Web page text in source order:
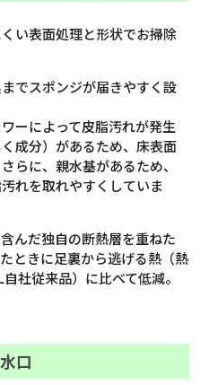
い表面処理と形状でお掃除
でスポンジが届きやすく設
ーによって皮脂汚れが発生
成分）があるため、床表面
らに、親水基があるため、
れを取れやすくしていま
んだ独自の断熱層を重ねた
ときに足裏から逃げる熱（熱
社従来品）に比べて低減。
口